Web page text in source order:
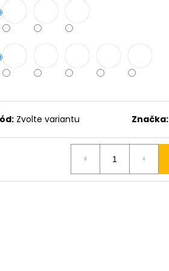
Zvolte variantu Značka: